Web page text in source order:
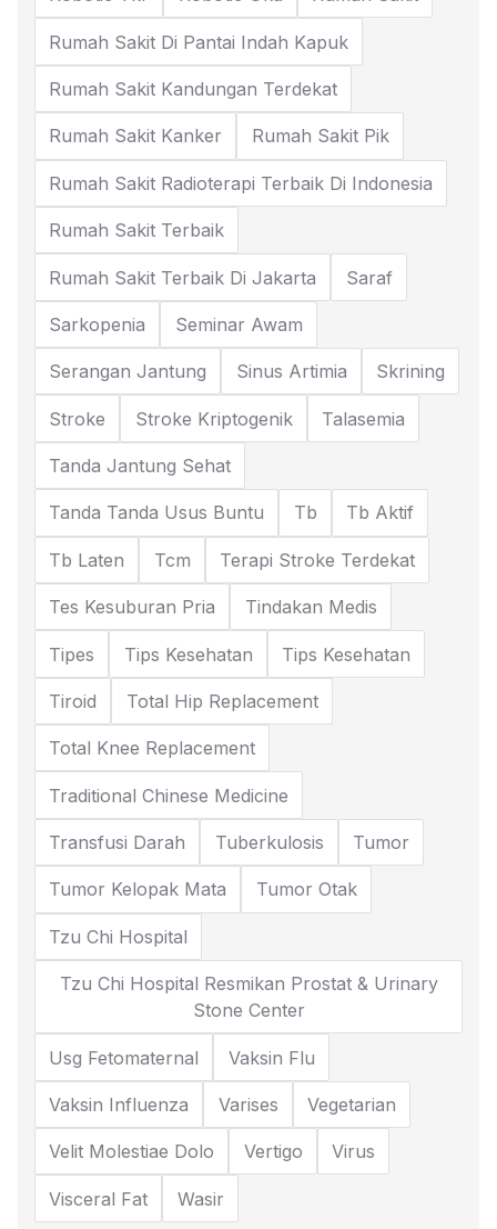
Rumah Sakit Di Pantai Indah Kapuk
Rumah Sakit Kandungan Terdekat
Rumah Sakit Kanker Rumah Sakit Pik
Rumah Sakit Radioterapi Terbaik Di Indonesia
Rumah Sakit Terbaik
Rumah Sakit Terbaik Di Jakarta Saraf
Sarkopenia Seminar Awam
Serangan Jantung Sinus Artimia Skrining
Stroke Stroke Kriptogenik Talasemia
Tanda Jantung Sehat
Tanda Tanda Usus Buntu Tb Tb Aktif
Tb Laten Tcm Terapi Stroke Terdekat
Tes Kesuburan Pria Tindakan Medis
Tipes Tips Kesehatan Tips Kesehatan
Tiroid Total Hip Replacement
Total Knee Replacement
Traditional Chinese Medicine
Transfusi Darah Tuberkulosis Tumor
Tumor Kelopak Mata Tumor Otak
Tzu Chi Hospital
Tzu Chi Hospital Resmikan Prostat & Urinary
Stone Center
Usg Fetomaternal Vaksin Flu
Vaksin Influenza Varises Vegetarian
Velit Molestiae Dolo Vertigo Virus
Visceral Fat Wasir